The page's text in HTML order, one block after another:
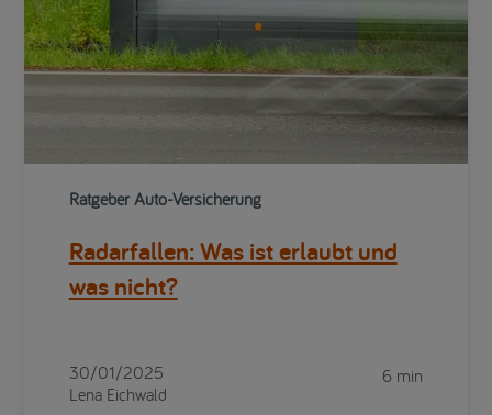
Ratgeber Auto-Versicherung
Radarfallen: Was ist erlaubt und
was nicht?
30/01/2025
Lena Eichwald
6 min